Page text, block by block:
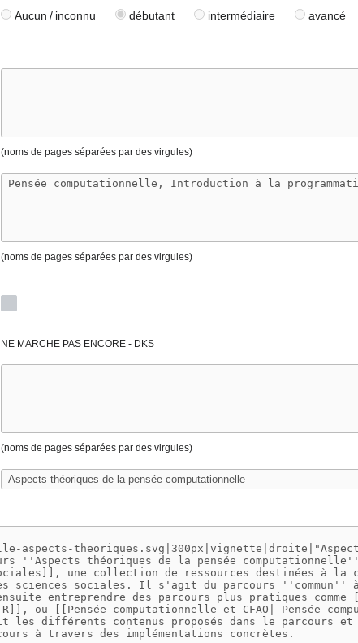
Aucun / inconnu débutant intermédiaire avancé
(noms de pages séparées par des virgules)
(noms de pages séparées par des virgules)
NE MARCHE PAS ENCORE - DKS
(noms de pages séparées par des virgules)